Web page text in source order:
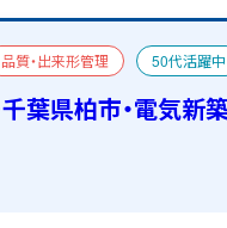
品質・出来形管理 50代活躍中
葉県柏市・電気新